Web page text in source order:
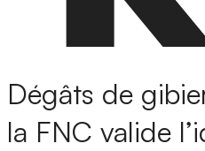
Dégâts de
la FNC valide